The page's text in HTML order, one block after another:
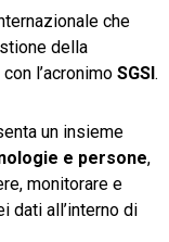
che
della
l’acronimo SGSI .
un insieme
e persone,
monitorare e
dati all’interno di